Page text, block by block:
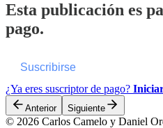
Esta publicación es
pago.
Suscribirse
¿Ya eres suscriptor de pago?
Anterior Siguiente
© 2026 Carlos Camelo y Daniel